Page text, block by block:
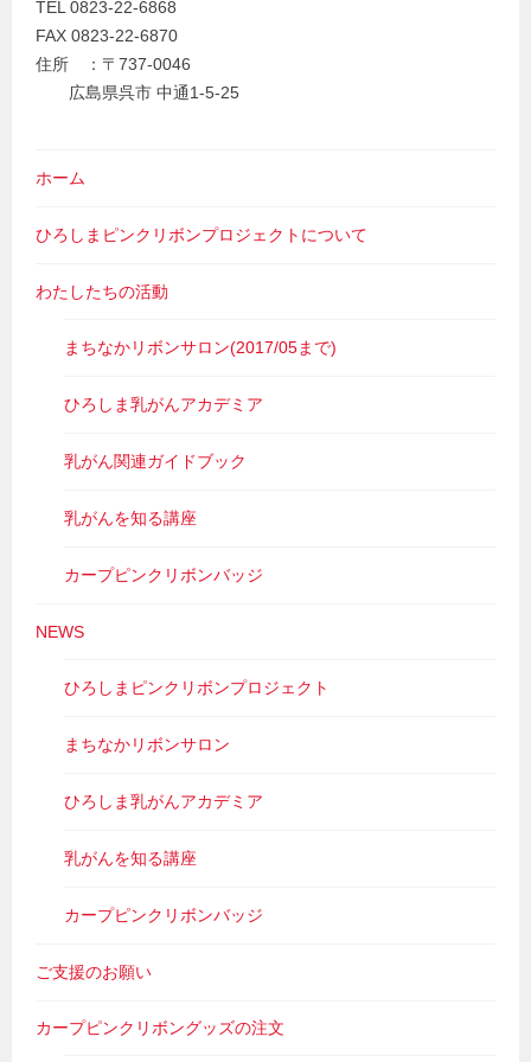
TEL 0823-22-6868
FAX 0823-22-6870
住所 ：〒737-0046
広島県呉市 中通1-5-25
ホーム
ひろしまピンクリボンプロジェクトについて
わたしたちの活動
まちなかリボンサロン(2017/05まで)
ひろしま乳がんアカデミア
乳がん関連ガイドブック
乳がんを知る講座
カープピンクリボンバッジ
NEWS
ひろしまピンクリボンプロジェクト
まちなかリボンサロン
ひろしま乳がんアカデミア
乳がんを知る講座
カープピンクリボンバッジ
ご支援のお願い
カープピンクリボングッズの注文